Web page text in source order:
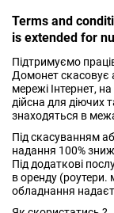
Terms and
is extended for
Підтримуємо
Домонет скасовує
мережі Інтернет,
дійсна для діючих
знаходяться в
Під скасуванням
надання 100%
Під додаткові
в оренду (роутери.
обладнання